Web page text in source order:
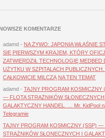
KOMENTARZE
adamd - NA ŻYWO: JAPONIA WŁAŚNIE
SIĘ PIERWSZYM KRAJEM, KTÓRY
ZATWIERDZIŁ TECHNOLOGIĘ MEDBED
UŻYTKU W SZPITALACH
CAŁKOWICIE MILCZĄ NA TEN TEMAT
adamd - TAJNY PROGRAM KOSMICZNY
— FLOTA STRAŻNIKÓW SŁONECZNYCH
GALAKTYCZNY HANDEL. … Mr. KidPool
Telegramie
TAJNY PROGRAM KOSMICZNY (SSP) —
STRAŻNIKÓW SŁONECZNYCH I